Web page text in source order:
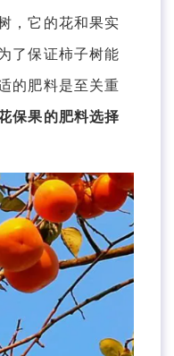
它的花和果实
了保证柿子树能
的肥料是至关重
保果的肥料选择